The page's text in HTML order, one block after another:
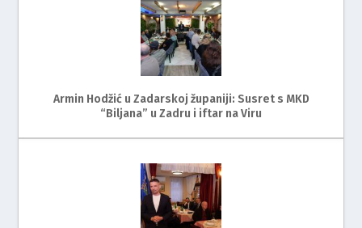
Armin Hodžić u Zadarskoj županiji: Susret s MKD
“Biljana” u Zadru i iftar na Viru